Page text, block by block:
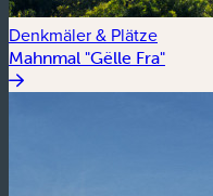
Denkmäler & Plätze
Mahnmal "Gëlle Fra"